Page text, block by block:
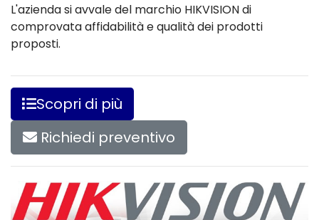
L'azienda si avvale del marchio HIKVISION di
comprovata affidabilità e qualità dei prodotti
proposti.
Scopri di più
Richiedi preventivo